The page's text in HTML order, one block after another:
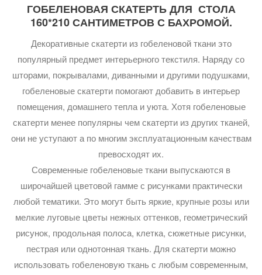
ГОБЕЛЕНОВАЯ СКАТЕРТЬ ДЛЯ СТОЛА
160*210 САНТИМЕТРОВ С БАХРОМОЙ.
Декоративные скатерти из гобеленовой ткани это
популярный предмет интерьерного текстиля. Наряду со
шторами, покрывалами, диванными и другими подушками,
гобеленовые скатерти помогают добавить в интерьер
помещения, домашнего тепла и уюта. Хотя гобеленовые
скатерти менее популярны чем скатерти из других тканей,
они не уступают а по многим эксплуатационным качествам
превосходят их.
Современные гобеленовые ткани выпускаются в
широчайшей цветовой гамме с рисунками практически
любой тематики. Это могут быть яркие, крупные розы или
мелкие луговые цветы нежных оттенков, геометрический
рисунок, продольная полоса, клетка, сюжетные рисунки,
пестрая или однотонная ткань. Для скатерти можно
использовать гобеленовую ткань с любым современным,